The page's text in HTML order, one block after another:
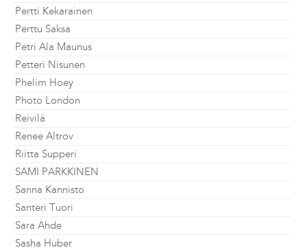
Pertti Kekarainen
Perttu Saksa
Petri Ala Maunus
Petteri Nisunen
Phelim Hoey
Photo London
Reivilä
Renee Altrov
Riitta Supperi
SAMI PARKKINEN
Sanna Kannisto
Santeri Tuori
Sara Ahde
Sasha Huber